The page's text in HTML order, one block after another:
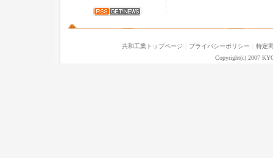
共和工業トップページ プライバシーポリシー
特定
Copyright(c) 2007